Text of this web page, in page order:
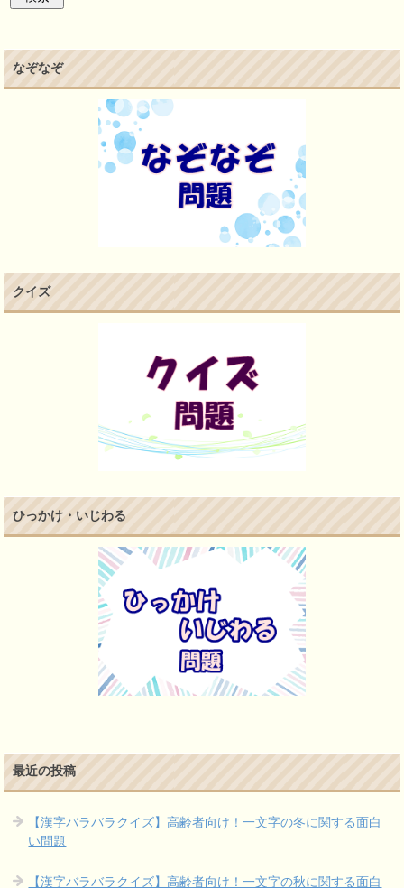
なぞなぞ
クイズ
ひっかけ・いじわる
最近の投稿
【漢字バラバラクイズ】高齢者向け！一文字の冬に関する面白
い問題
【漢字バラバラクイズ】高齢者向け！一文字の秋に関する面白